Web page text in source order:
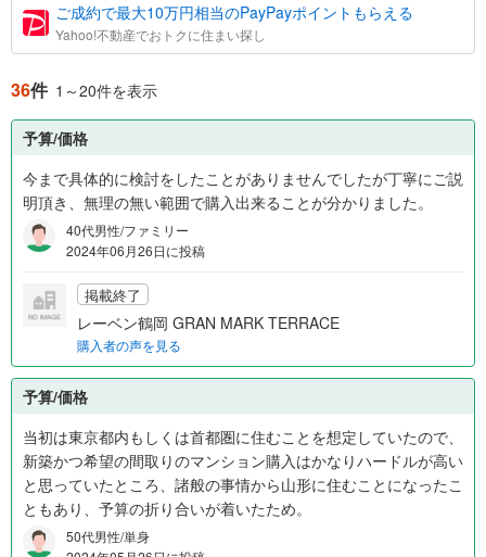
ご成約で最大10万円相当のPayPayポイントもらえる
Yahoo!不動産でおトクに住まい探し
36件 1～20件を表示
予算/価格
今まで具体的に検討をしたことがありませんでしたが丁寧にご説
明頂き、無理の無い範囲で購入出来ることが分かりました。
40代男性/ファミリー
2024年06月26日に投稿
掲載終了
レーベン鶴岡 GRAN MARK TERRACE
購入者の声を見る
予算/価格
当初は東京都内もしくは首都圏に住むことを想定していたので、
新築かつ希望の間取りのマンション購入はかなりハードルが高い
と思っていたところ、諸般の事情から山形に住むことになったこ
ともあり、予算の折り合いが着いたため。
50代男性/単身